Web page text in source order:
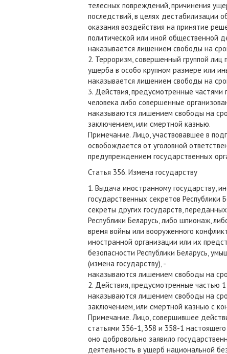
телесных повреждений, причинения
последствий, в целях дестабилизации
оказания воздействия на принятие
политической или иной общественной
наказывается лишением свободы на
2. Терроризм, совершенный группой
ущерба в особо крупном размере или
наказывается лишением свободы на
3. Действия, предусмотренные
человека либо совершенные
наказываются лишением свободы на
заключением, или смертной казнью.
Примечание. Лицо, участвовавшее в
освобождается от уголовной
предупреждением государственных
Статья 356. Измена государству
1. Выдача иностранному государству,
государственных секретов Республики
секреты других государств,
Республики Беларусь, либо шпионаж,
время войны или вооруженного
иностранной организации или их
безопасности Республики Беларусь,
(измена государству), -
наказываются лишением свободы на
2. Действия, предусмотренные частью
наказываются лишением свободы на
заключением, или смертной казнью с
Примечание. Лицо, совершившее
статьями 356-1, 358 и 358-1
оно добровольно заявило
деятельность в ущерб национальной